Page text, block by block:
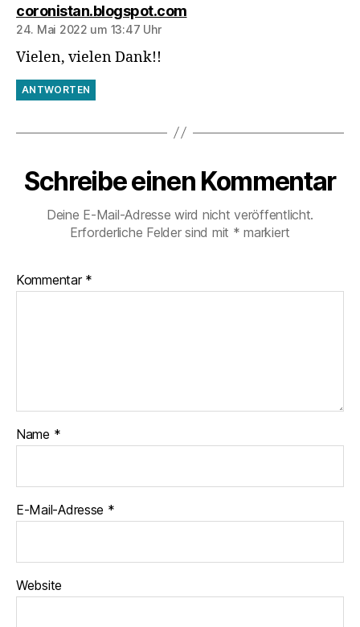
coronistan.blogspot.comsagt:
24. Mai 2022 um 13:47 Uhr
Vielen, vielen Dank!!
ANTWORTEN
Schreibe einen Kommentar
Deine E-Mail-Adresse wird nicht veröffentlicht.
Erforderliche Felder sind mit * markiert
Kommentar *
Name *
E-Mail-Adresse *
Website